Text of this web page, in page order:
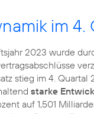
im 4.
2023 wurde
stieg im 4. Quartal
starke
auf 1,501